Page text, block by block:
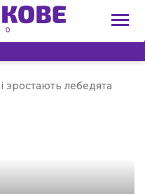
зростають лебедята